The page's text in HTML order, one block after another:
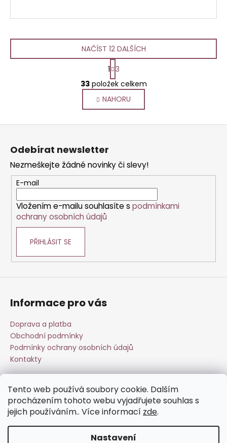
Tento web používá soubory cookie. Dalším
procházením tohoto webu vyjadřujete souhlas s
jejich používáním.. Více informací zde.
Nastavení
O
v
l
á
d
p
r
v
k
y
u
NAČÍST 12 DALŠÍCH
S
t
r
á
n
k
1 3
33položek celkem
NAHORU
Z
Odebírat newsletter
Nezmeškejte žádné novinky či slevy!
E-mail
Vložením e-mailu souhlasíte s podmínkami
ochrany osobních údajů
PŘIHLÁSIT SE
Informace pro vás
Doprava a platba
Obchodní podmínky
Podmínky ochrany osobních údajů
Kontakty
Přijímáme online platby